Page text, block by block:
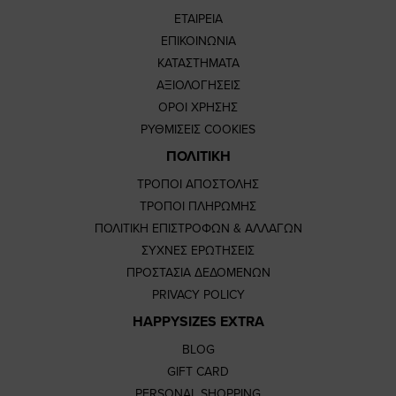
ΕΤΑΙΡΕΙΑ
ΕΠΙΚΟΙΝΩΝΙΑ
ΚΑΤΑΣΤΗΜΑΤΑ
ΑΞΙΟΛΟΓΗΣΕΙΣ
ΟΡΟΙ ΧΡΗΣΗΣ
ΡΥΘΜΙΣΕΙΣ COOKIES
ΠΟΛΙΤΙΚΗ
ΤΡΟΠΟΙ ΑΠΟΣΤΟΛΗΣ
ΤΡΟΠΟΙ ΠΛΗΡΩΜΗΣ
ΠΟΛΙΤΙΚΗ ΕΠΙΣΤΡΟΦΩΝ & ΑΛΛΑΓΩΝ
ΣΥΧΝΕΣ ΕΡΩΤΗΣΕΙΣ
ΠΡΟΣΤΑΣΙΑ ΔΕΔΟΜΕΝΩΝ
PRIVACY POLICY
HAPPYSIZES EXTRA
BLOG
GIFT CARD